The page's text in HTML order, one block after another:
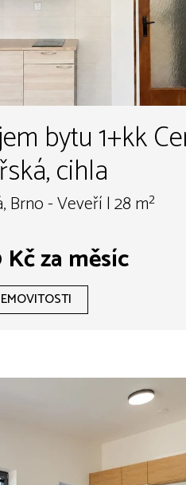
bytu 1+kk
cihla
Brno - Veveří | 28 m²
za měsíc